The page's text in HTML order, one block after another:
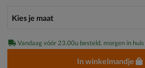
Vandaag vóór 23.00u besteld, morgen in huis
In winkelmandje